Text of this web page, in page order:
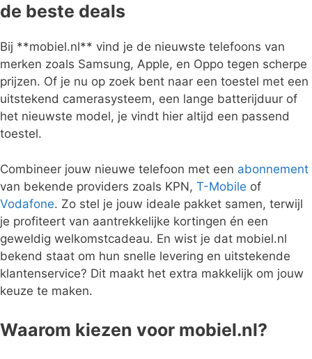
de beste deals
Bij **mobiel.nl** vind je de nieuwste telefoons van
merken zoals Samsung, Apple, en Oppo tegen scherpe
prijzen. Of je nu op zoek bent naar een toestel met een
uitstekend camerasysteem, een lange batterijduur of
het nieuwste model, je vindt hier altijd een passend
toestel.
Combineer jouw nieuwe telefoon met een abonnement
van bekende providers zoals KPN, T-Mobile of
Vodafone. Zo stel je jouw ideale pakket samen, terwijl
je profiteert van aantrekkelijke kortingen én een
geweldig welkomstcadeau. En wist je dat mobiel.nl
bekend staat om hun snelle levering en uitstekende
klantenservice? Dit maakt het extra makkelijk om jouw
keuze te maken.
Waarom kiezen voor mobiel.nl?